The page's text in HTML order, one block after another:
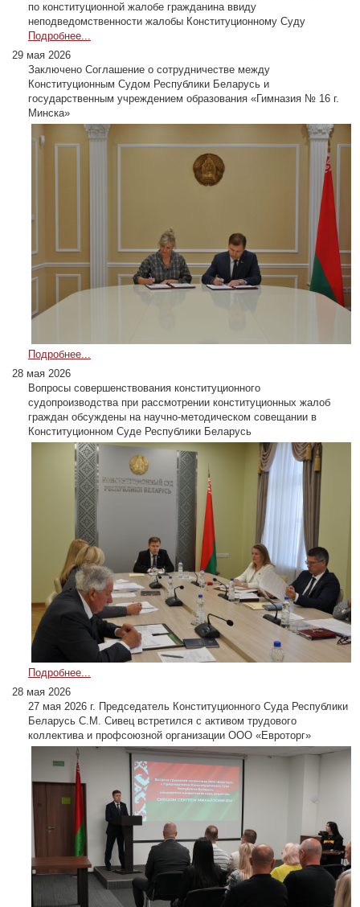
по конституционной жалобе гражданина ввиду
неподведомственности жалобы Конституционному Суду
Подробнее...
29 мая 2026
Заключено Соглашение о сотрудничестве между
Конституционным Судом Республики Беларусь и
государственным учреждением образования «Гимназия № 16 г.
Минска»
Подробнее...
28 мая 2026
Вопросы совершенствования конституционного
судопроизводства при рассмотрении конституционных жалоб
граждан обсуждены на научно-методическом совещании в
Конституционном Суде Республики Беларусь
Подробнее...
28 мая 2026
27 мая 2026 г. Председатель Конституционного Суда Республики
Беларусь С.М. Сивец встретился с активом трудового
коллектива и профсоюзной организации ООО «Евроторг»